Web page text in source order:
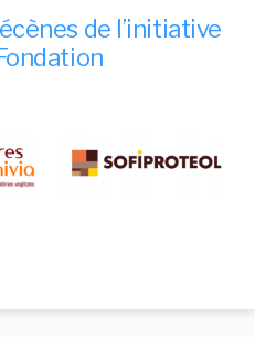
de l’initiative